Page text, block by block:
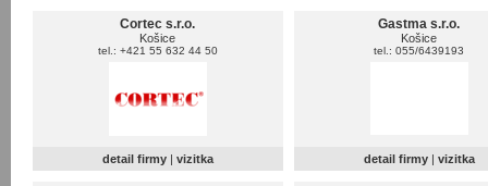
Cortec s.r.o.
Košice
tel.: +421 55 632 44 50
detail firmy | vizitka
Gastma s.r.o.
Košice
tel.: 055/6439193
detail firmy | vizitka